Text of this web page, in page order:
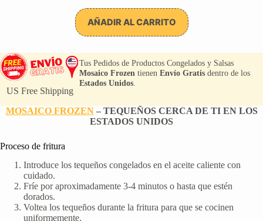
precio
original
precio
actual
AÑADIR AL CARRITO
US Free Shipping
Tus Pedidos de Productos Congelados y Salsas
Mosaico Frozen tienenEnvío Gratis dentro de los
Estados Unidos
MOSAICO FROZEN– TEQUEÑOS CERCA DE TI EN LOS
ESTADOS UNIDOS
Proceso de fritura
Introduce los tequeños congelados en el aceite caliente con
cuidado.
Fríe por aproximadamente 3-4 minutos o hasta que estén
dorados.
Voltea los tequeños durante la fritura para que se cocinen
uniformemente.